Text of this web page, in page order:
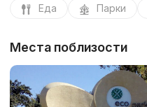
Еда Парки
Места поблизости